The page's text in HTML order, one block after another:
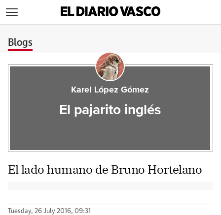
Blogs
Karel López Gómez
El pajarito inglés
El lado humano de Bruno Hortelano
Tuesday, 26 July 2016, 09:31